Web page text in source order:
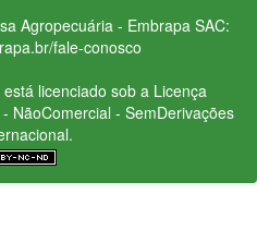
Agropecuária - Embrapa SAC:
fale-conosco
licenciado sob a Licença
NãoComercial - SemDerivações